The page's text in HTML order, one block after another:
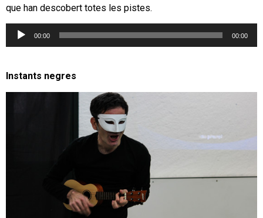
que han descobert totes les pistes.
Reproductor
00:00 00:00
Instants negres